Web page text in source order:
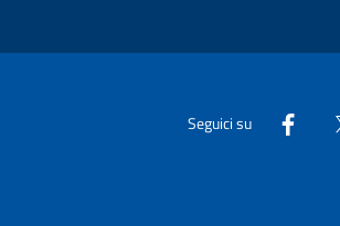
Seguici su